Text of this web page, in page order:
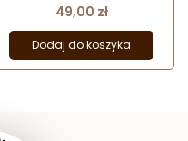
Cena
49,00 zł
Dodaj do koszyka